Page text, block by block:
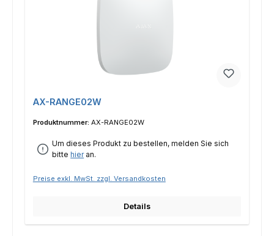
AX-RANGE02W
Produktnummer: AX-RANGE02W
Um dieses Produkt zu bestellen, melden Sie sich
bittehieran.
Preise exkl. MwSt. zzgl. Versandkosten
Details